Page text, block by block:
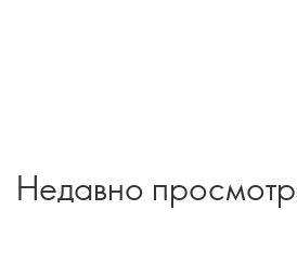
Недавно